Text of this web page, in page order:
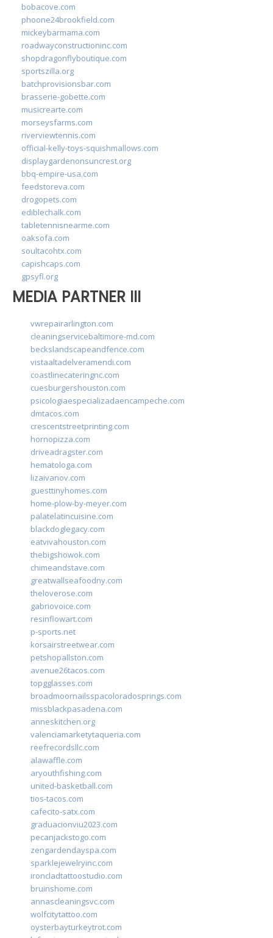
bobacove.com
phoone24brookfield.com
mickeybarmama.com
roadwayconstructioninc.com
shopdragonflyboutique.com
sportszilla.org
batchprovisionsbar.com
brasserie-gobette.com
musicrearte.com
morseysfarms.com
riverviewtennis.com
official-kelly-toys-squishmallows.com
displaygardenonsuncrest.org
bbq-empire-usa.com
feedstoreva.com
drogopets.com
ediblechalk.com
tabletennisnearme.com
oaksofa.com
soultacohtx.com
capishcaps.com
gpsyfl.org
MEDIA PARTNER III
vwrepairarlington.com
cleaningservicebaltimore-md.com
beckslandscapeandfence.com
vistaaltadelveramendi.com
coastlinecateringnc.com
cuesburgershouston.com
psicologiaespecializadaencampeche.com
dmtacos.com
crescentstreetprinting.com
hornopizza.com
driveadragster.com
hematologa.com
lizaivanov.com
guesttinyhomes.com
home-plow-by-meyer.com
palatelatincuisine.com
blackdoglegacy.com
eatvivahouston.com
thebigshowok.com
chimeandstave.com
greatwallseafoodny.com
theloverose.com
gabriovoice.com
resinflowart.com
p-sports.net
korsairstreetwear.com
petshopallston.com
avenue26tacos.com
topgglasses.com
broadmoornailsspacoloradosprings.com
missblackpasadena.com
anneskitchen.org
valenciamarketytaqueria.com
reefrecordsllc.com
alawaffle.com
aryouthfishing.com
united-basketball.com
tios-tacos.com
cafecito-satx.com
graduacionviu2023.com
pecanjackstogo.com
zengardendayspa.com
sparklejewelryinc.com
ironcladtattoostudio.com
bruinshome.com
annascleaningsvc.com
wolfcitytattoo.com
oysterbayturkeytrot.com